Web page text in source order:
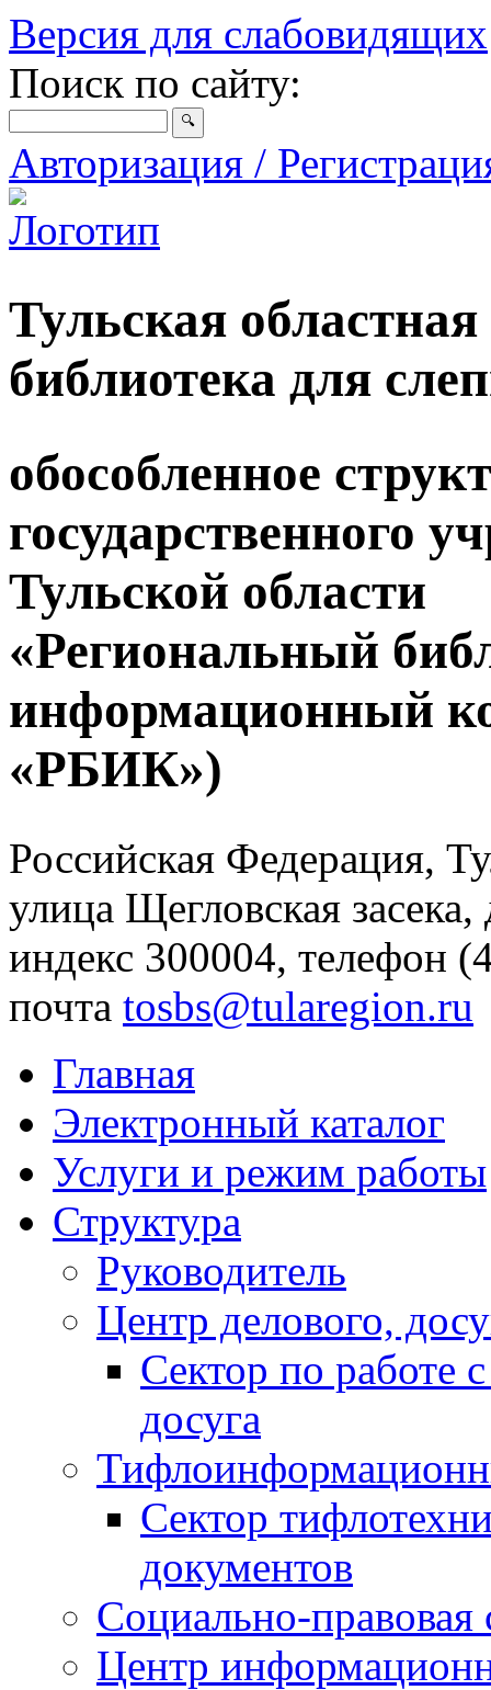
Версия для слабовидящих
Поиск по сайту:
Авторизация /
Тульская
библиотека для
обособленное
государственного
Тульской области
«Региональный
информационный
«РБИК»)
Российская Федерация,
улица Щегловская
индекс 300004, телефон
почта tosbs@tularegion.ru
Главная
Электронный каталог
Услуги и режим работы
Структура
Руководитель
Центр делового,
Сектор по работе
досуга
Сектор
документов
Социально-правовая
Центр